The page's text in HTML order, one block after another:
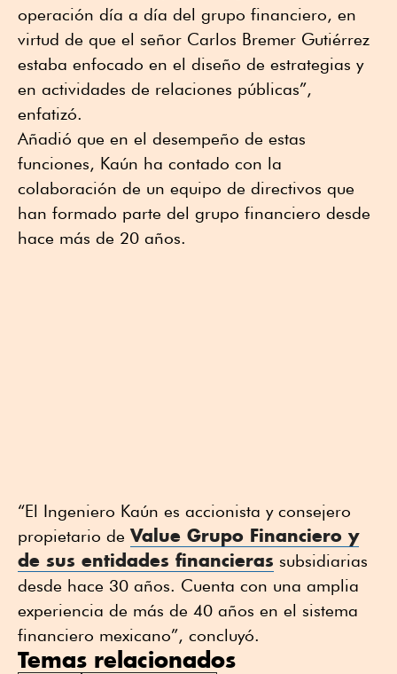
operación día a día del grupo financiero, en
virtud de que el señor Carlos Bremer Gutiérrez
estaba enfocado en el diseño de estrategias y
en actividades de relaciones públicas”,
enfatizó.
Añadió que en el desempeño de estas
funciones, Kaún ha contado con la
colaboración de un equipo de directivos que
han formado parte del grupo financiero desde
hace más de 20 años.
“El Ingeniero Kaún es accionista y consejero
propietario de Value Grupo Financiero y
de sus entidades financieras subsidiarias
desde hace 30 años. Cuenta con una amplia
experiencia de más de 40 años en el sistema
financiero mexicano”, concluyó.
Temas relacionados